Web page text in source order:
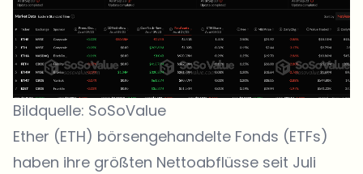
Bildquelle: SoSoValue
Ether (ETH) börsengehandelte Fonds (ETFs)
haben ihre größten Nettoabflüsse seit Juli